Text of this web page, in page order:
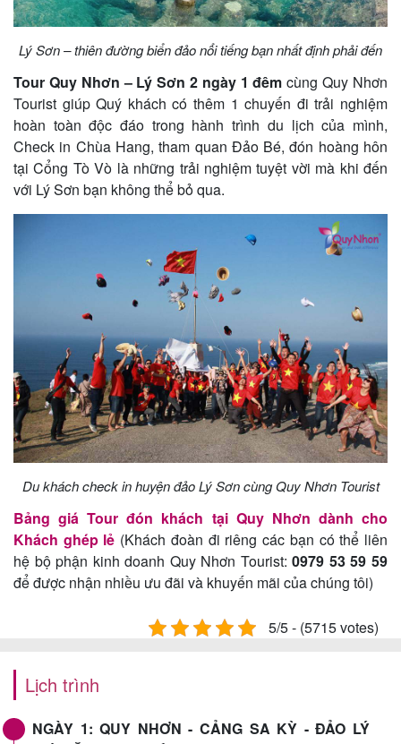
Tuyển
dụng
Liên
hệ
Lý Sơn – thiên đường biển đảo nổi tiếng bạn nhất định phải đến
Tour Quy Nhơn – Lý Sơn 2 ngày 1 đêm cùng Quy Nhơn
Tourist giúp Quý khách có thêm 1 chuyến đi trải nghiệm
hoàn toàn độc đáo trong hành trình du lịch của mình,
Check in Chùa Hang, tham quan Đảo Bé, đón hoàng hôn
tại Cổng Tò Vò là những trải nghiệm tuyệt vời mà khi đến
với Lý Sơn bạn không thể bỏ qua.
Du khách check in huyện đảo Lý Sơn cùng Quy Nhơn Tourist
Bảng giá Tour đón khách tại Quy Nhơn dành cho
Khách ghép lẻ (Khách đoàn đi riêng các bạn có thể liên
hệ bộ phận kinh doanh Quy Nhơn Tourist:0979 53 59 59
để được nhận nhiều ưu đãi và khuyến mãi của chúng tôi)
5/5 - (5715 votes)
Lịch trình
NGÀY 1: QUY NHƠN - CẢNG SA KỲ - ĐẢO LÝ